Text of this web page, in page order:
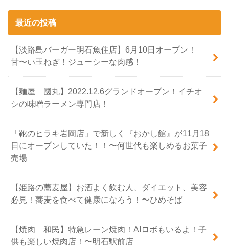
最近の投稿
【淡路島バーガー明石魚住店】6月10日オープン！
甘〜い玉ねぎ！ジューシーな肉感！
【麺屋 國丸】2022.12.6グランドオープン！イチオ
シの味噌ラーメン専門店！
「靴のヒラキ岩岡店」で新しく『おかし館』が11月18
日にオープンしていた！！〜何世代も楽しめるお菓子
売場
【姫路の蕎麦屋】お酒よく飲む人、ダイエット、美容
必見！蕎麦を食べて健康になろう！〜ひめそば
【焼肉 和民】特急レーン焼肉！AIロボもいるよ！子
供も楽しい焼肉店！〜明石駅前店